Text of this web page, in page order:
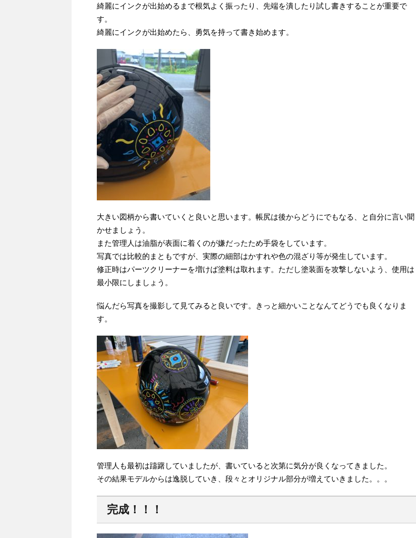
綺麗にインクが出始めるまで根気よく振ったり、先端を潰したり試し書きすることが重要で
す。
綺麗にインクが出始めたら、勇気を持って書き始めます。
大きい図柄から書いていくと良いと思います。帳尻は後からどうにでもなる、と自分に言い聞
かせましょう。
また管理人は油脂が表面に着くのが嫌だったため手袋をしています。
写真では比較的まともですが、実際の細部はかすれや色の混ざり等が発生しています。
修正時はパーツクリーナーを増けば塗料は取れます。ただし塗装面を攻撃しないよう、使用は
最小限にしましょう。
悩んだら写真を撮影して見てみると良いです。きっと細かいことなんてどうでも良くなりま
す。
管理人も最初は躊躇していましたが、書いていると次第に気分が良くなってきました。
その結果モデルからは逸脱していき、段々とオリジナル部分が増えていきました。。。
完成！！！